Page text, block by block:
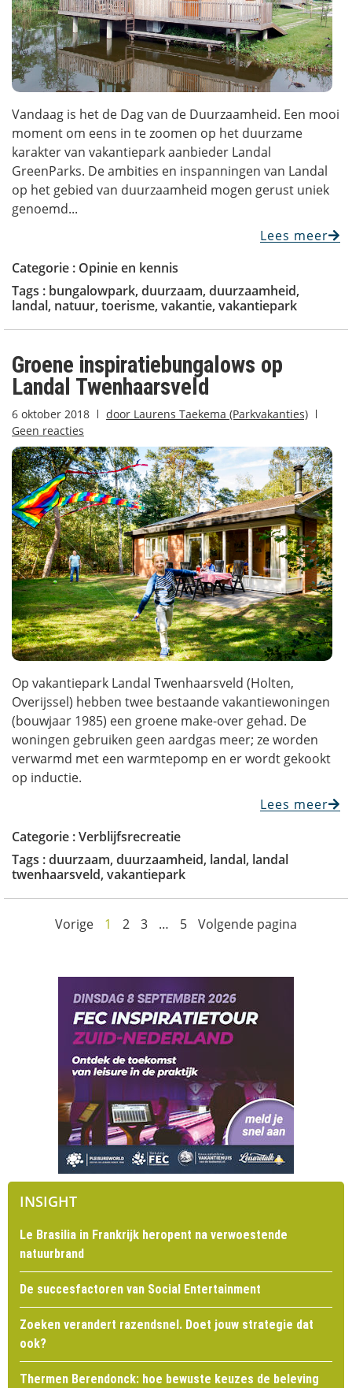
Vandaag is het de Dag van de Duurzaamheid. Een mooi
moment om eens in te zoomen op het duurzame
karakter van vakantiepark aanbieder Landal
GreenParks. De ambities en inspanningen van Landal
op het gebied van duurzaamheid mogen gerust uniek
genoemd...
Lees meer
Categorie : Opinie en kennis
Tags : bungalowpark, duurzaam, duurzaamheid,
landal, natuur, toerisme, vakantie, vakantiepark
Groene inspiratiebungalows op
Landal Twenhaarsveld
6 oktober 2018 door Laurens Taekema (Parkvakanties)
Geen reacties
Op vakantiepark Landal Twenhaarsveld (Holten,
Overijssel) hebben twee bestaande vakantiewoningen
(bouwjaar 1985) een groene make-over gehad. De
woningen gebruiken geen aardgas meer; ze worden
verwarmd met een warmtepomp en er wordt gekookt
op inductie.
Lees meer
Categorie :Verblijfsrecreatie
Tags :duurzaam, duurzaamheid, landal, landal
twenhaarsveld, vakantiepark
Vorige 1 2 3 … 5 Volgende pagina
INSIGHT
Le Brasilia in Frankrijk heropent na verwoestende
natuurbrand
De succesfactoren van Social Entertainment
Zoeken verandert razendsnel. Doet jouw strategie dat
ook?
Thermen Berendonck: hoe bewuste keuzes de beleving